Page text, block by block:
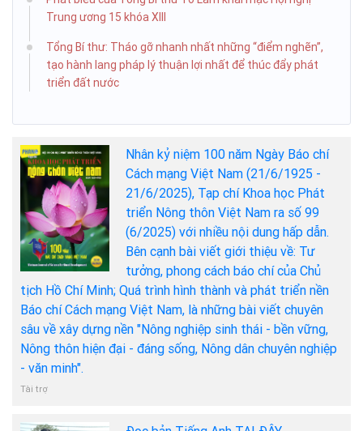
Trung ương 15 khóa XIII
Tổng Bí thư: Tháo gỡ nhanh nhất những “điểm nghẽn”,
tạo hành lang pháp lý thuận lợi nhất để thúc đẩy phát
triển đất nước
Nhân kỷ niệm 100 năm Ngày Báo chí
Cách mạng Việt Nam (21/6/1925 -
21/6/2025), Tạp chí Khoa học Phát
triển Nông thôn Việt Nam ra số 99
(6/2025) với nhiều nội dung hấp dẫn.
Bên cạnh bài viết giới thiệu về: Tư
tưởng, phong cách báo chí của Chủ
tịch Hồ Chí Minh; Quá trình hình thành và phát triển nền
Báo chí Cách mạng Việt Nam, là những bài viết chuyên
sâu về xây dựng nền "Nông nghiệp sinh thái - bền vững,
Nông thôn hiện đại - đáng sống, Nông dân chuyên nghiệp
- văn minh".
Tài trợ